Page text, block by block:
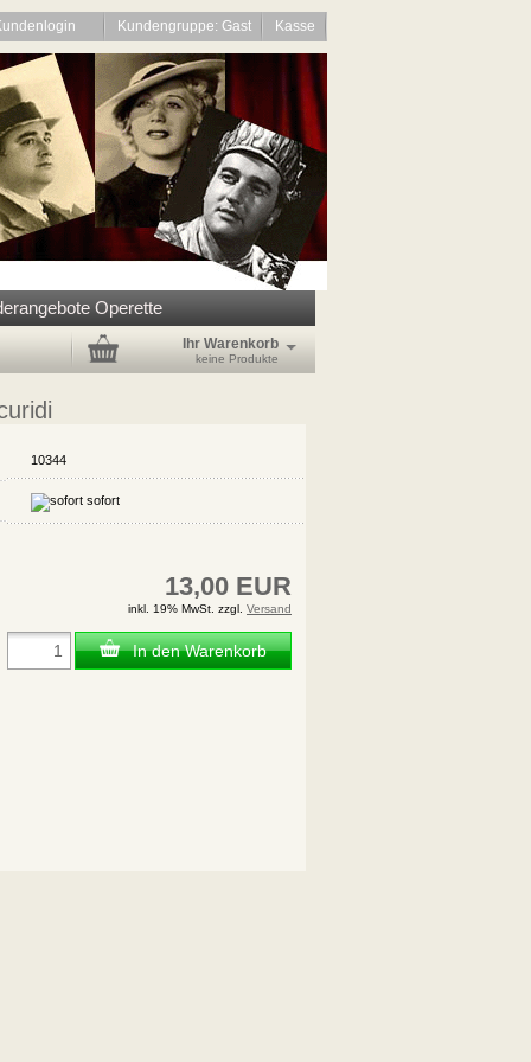
Kundengruppe: Gast Kasse
Operette
Ihr Warenkorb
keine Produkte
10344
sofort
13,00 EUR
inkl. 19% MwSt. zzgl. Versand
In den Warenkorb